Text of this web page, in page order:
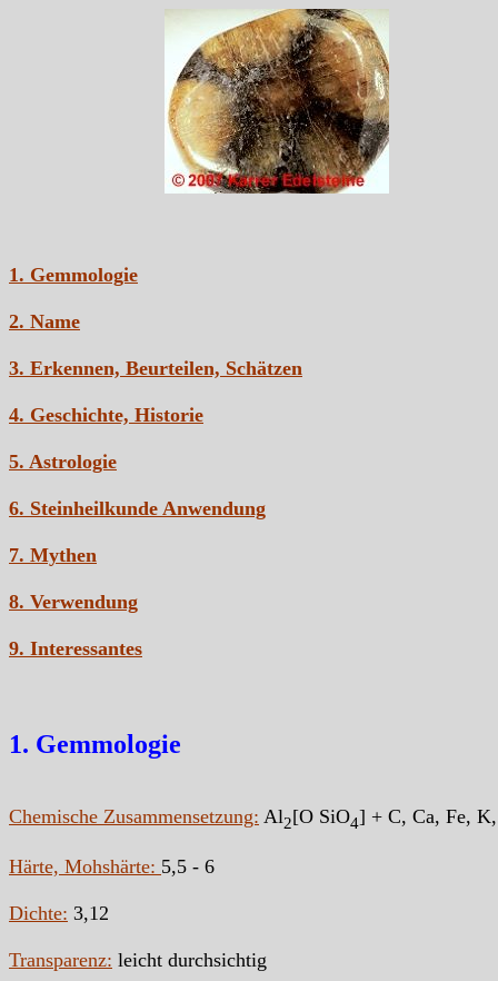
1. Gemmologie
2. Name
3. Erkennen, Beurteilen, Schätzen
4. Geschichte, Historie
5. Astrologie
6. Steinheilkunde Anwendung
7. Mythen
8. Verwendung
9. Interessantes
1. Gemmologie
Chemische Zusammensetzung: Al2[O SiO4] + C, Ca, Fe,
Härte, Mohshärte: 5,5 - 6
Dichte: 3,12
Transparenz: leicht durchsichtig